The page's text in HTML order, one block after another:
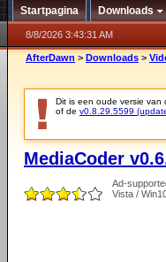
Startpagina Downloads
8/8/2026 3:43:31 AM
AfterDawn > Downloads >
Dit is een oude versie van
of de v0.8.29.5599
MediaCoder
Ad-
Vista /